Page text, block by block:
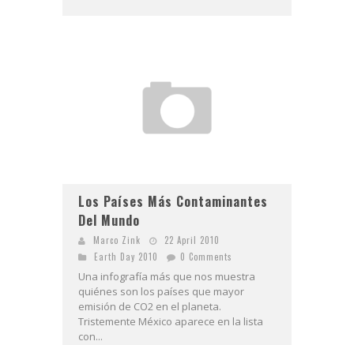
Los Países Más Contaminantes
Del Mundo
Marco Zink
22 April 2010
Earth Day 2010
0 Comments
Una infografía más que nos muestra
quiénes son los países que mayor
emisión de CO2 en el planeta.
Tristemente México aparece en la lista
con...